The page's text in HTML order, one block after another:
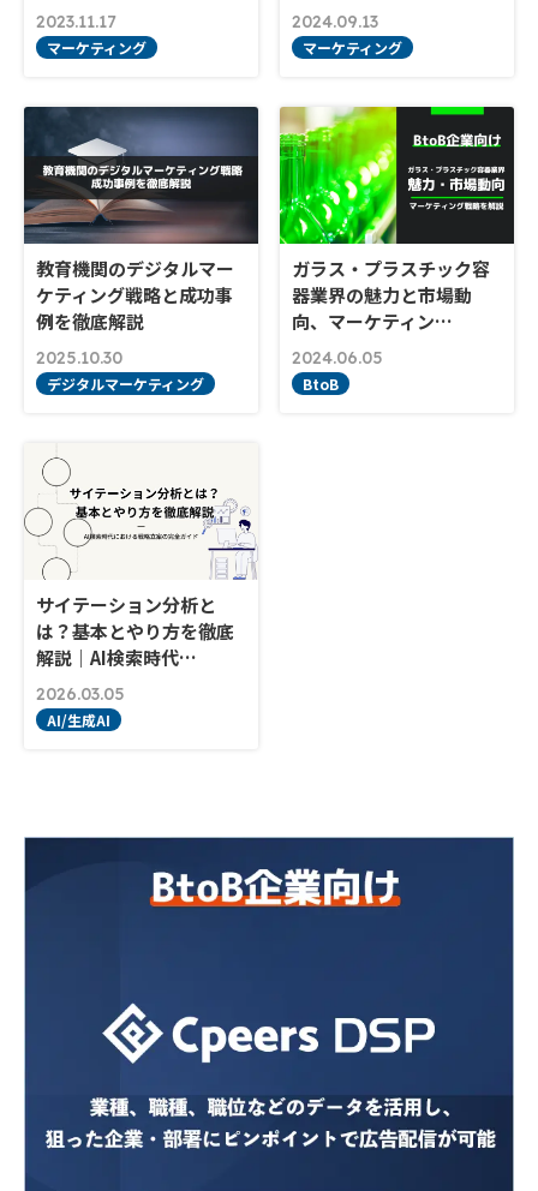
2023.11.17
マーケティング
2024.09.13
マーケティング
教育機関のデジタルマー
ケティング戦略と成功事
例を徹底解説
2025.10.30
デジタルマーケティング
ガラス・プラスチック容
器業界の魅力と市場動
向、マーケティン…
2024.06.05
BtoB
サイテーション分析と
は？基本とやり方を徹底
解説｜AI検索時代…
2026.03.05
AI/生成AI